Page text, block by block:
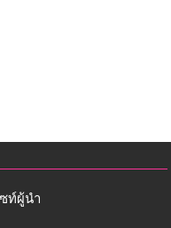
ท์ผู้นำ